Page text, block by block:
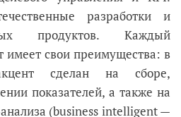
разработки и
продуктов. Каждый
свои преимущества: в
сделан на сборе,
показателей, а также на
(business intelligent —